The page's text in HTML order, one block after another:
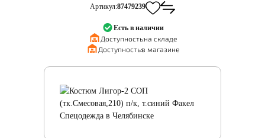
Артикул:87479239
Есть в наличии
Доступность:на складе
Доступность:в магазине